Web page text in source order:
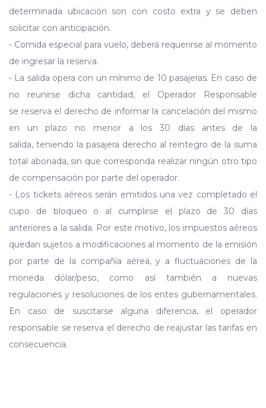
determinada ubicación son con costo extra y se deben
solicitar con anticipación.
- Comida especial para vuelo, deberá requerirse al momento
de ingresar la reserva.
- La salida opera con un mínimo de 10 pasajeras. En caso de
no reunirse dicha cantidad, el Operador Responsable
se reserva el derecho de informar la cancelación del mismo
en un plazo no menor a los 30 días antes de la
salida, teniendo la pasajera derecho al reintegro de la suma
total abonada, sin que corresponda realizar ningún otro tipo
de compensación por parte del operador.
- Los tickets aéreos serán emitidos una vez completado el
cupo de bloqueo o al cumplirse el plazo de 30 días
anteriores a la salida. Por este motivo, los impuestos aéreos
quedan sujetos a modificaciones al momento de la emisión
por parte de la compañía aérea, y a fluctuaciones de la
moneda dólar/peso, como así también a nuevas
regulaciones y resoluciones de los entes gubernamentales.
En caso de suscitarse alguna diferencia, el operador
responsable se reserva el derecho de reajustar las tarifas en
consecuencia.